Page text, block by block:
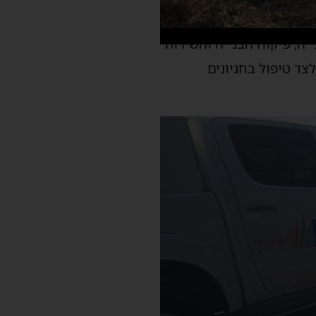
פיקוח הבנייה והשירות
טיפול בחניונים